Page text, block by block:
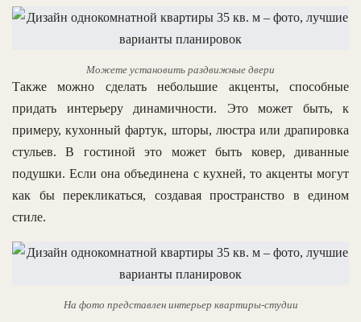
Можете установить раздвижные двери
Также можно сделать небольшие акценты, способные
придать интерьеру динамичности. Это может быть, к
примеру, кухонный фартук, шторы, люстра или драпировка
стульев. В гостиной это может быть ковер, диванные
подушки. Если она объединена с кухней, то акценты могут
как бы перекликаться, создавая пространство в едином
стиле.
На фото представлен интерьер квартиры-студии